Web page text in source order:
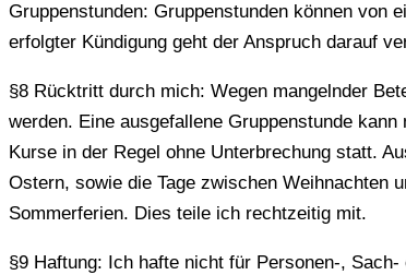
Gruppenstunden: Gruppenstunden können von
erfolgter Kündigung geht der Anspruch darauf
§8 Rücktritt durch mich: Wegen mangelnder
werden. Eine ausgefallene Gruppenstunde
Kurse in der Regel ohne Unterbrechung statt.
Ostern, sowie die Tage zwischen Weihnachten
Sommerferien. Dies teile ich rechtzeitig mit.
§9 Haftung: Ich hafte nicht für Personen-,